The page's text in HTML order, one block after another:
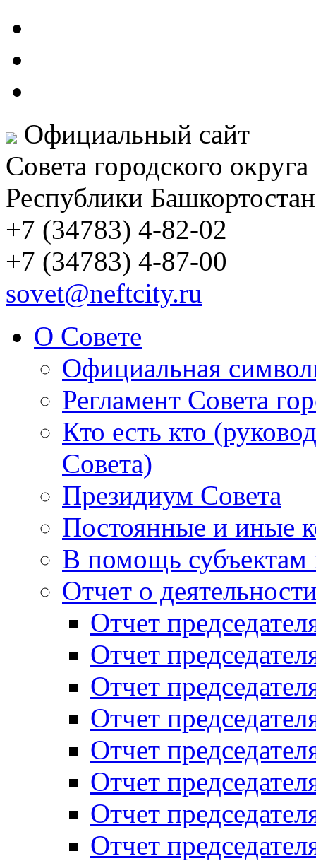
Официальный сайт
Совета городского
Республики Башкортостан
+7 (34783) 4-82-02
+7 (34783) 4-87-00
sovet@neftcity.ru
О Совете
Официальная
Регламент Совета
Кто есть кто
Совета)
Президиум Совета
Постоянные и иные
В помощь субъектам
Отчет о
Отчет
Отчет
Отчет
Отчет
Отчет
Отчет
Отчет
Отчет